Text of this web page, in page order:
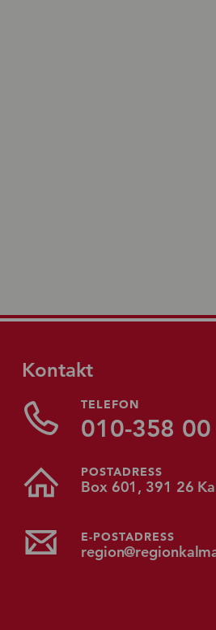
Kontakt
TELEFON
010-358
POSTADRESS
Box 601, 391 26
E-POSTADRESS